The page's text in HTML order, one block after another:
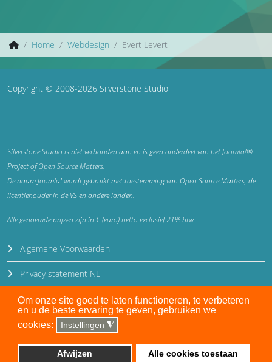
Om onze site goed te laten functioneren, te verbeteren
en u de beste ervaring te geven, gebruiken we
cookies:
Instellingen ◮
Afwijzen Alle cookies toestaan
Home Webdesign Evert Levert
Copyright © 2008-2026 Silverstone Studio
Silverstone Studio is niet verbonden aan en is geen onderdeel van hetJoomla!®
Project ofOpen Source Matters.
De naam Joomla! wordt gebruikt met toestemming van Open Source Matters, de
licentiehouder in de VS en andere landen.
Alle genoemde prijzen zijn in € (euro) netto exclusief 21% btw
Algemene Voorwaarden
Privacy statement NL
Privacy statement EN
Disclaimer
Auteursrecht en gebruiksrecht